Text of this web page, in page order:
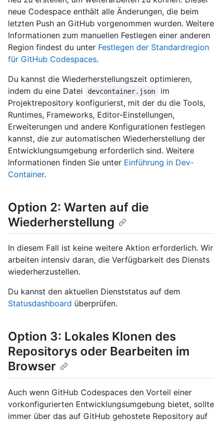
neue Codespace enthält alle Änderungen, die beim
letzten Push an GitHub vorgenommen wurden. Weitere
Informationen zum manuellen Festlegen einer anderen
Region findest du unter Festlegen der Standardregion
für GitHub Codespaces.
Du kannst die Wiederherstellungszeit optimieren,
indem du eine Datei
devcontainer.json
im
Projektrepository konfigurierst, mit der du die Tools,
Runtimes, Frameworks, Editor-Einstellungen,
Erweiterungen und andere Konfigurationen festlegen
kannst, die zur automatischen Wiederherstellung der
Entwicklungsumgebung erforderlich sind. Weitere
Informationen finden Sie unter Einführung in Dev-
Container.
Option 2: Warten auf die
Wiederherstellung
In diesem Fall ist keine weitere Aktion erforderlich. Wir
arbeiten intensiv daran, die Verfügbarkeit des Diensts
wiederherzustellen.
Du kannst den aktuellen Dienststatus auf dem
Statusdashboard überprüfen.
Option 3: Lokales Klonen des
Repositorys oder Bearbeiten im
Browser
Auch wenn GitHub Codespaces den Vorteil einer
vorkonfigurierten Entwicklungsumgebung bietet, sollte
immer über das auf GitHub gehostete Repository auf